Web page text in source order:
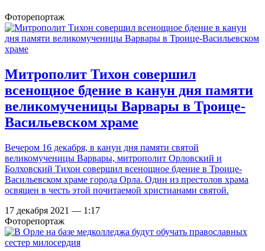
Фоторепортаж
Митрополит Тихон совершил
всенощное бдение в канун дня памяти
великомученицы Варвары в Троице-
Васильевском храме
Вечером 16 декабря, в канун дня памяти святой
великомученицы Варвары, митрополит Орловский и
Болховский Тихон совершил всенощное бдение в Троице-
Васильевском храме города Орла. Один из престолов храма
освящен в честь этой почитаемой христианами святой.
17 декабря 2021 — 1:17
Фоторепортаж